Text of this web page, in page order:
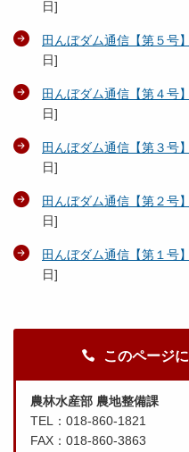
日]
田んぼダム通信【第５号
日]
田んぼダム通信【第４号
日]
田んぼダム通信【第３号
日]
田んぼダム通信【第２号
日]
田んぼダム通信【第１号
日]
このページ
農林水産部 農地整備課
TEL：018-860-1821
FAX：018-860-3863